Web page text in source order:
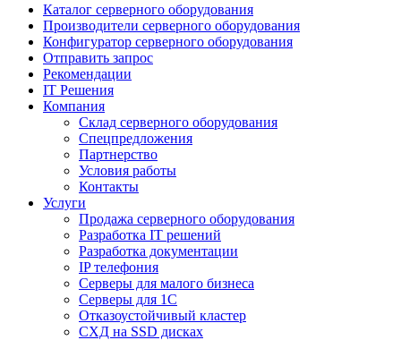
Каталог серверного оборудования
Производители серверного оборудования
Конфигуратор серверного оборудования
Отправить запрос
Рекомендации
IT Решения
Компания
Склад серверного оборудования
Спецпредложения
Партнерство
Условия работы
Контакты
Услуги
Продажа серверного оборудования
Разработка IT решений
Разработка документации
IP телефония
Серверы для малого бизнеса
Серверы для 1С
Отказоустойчивый кластер
СХД на SSD дисках